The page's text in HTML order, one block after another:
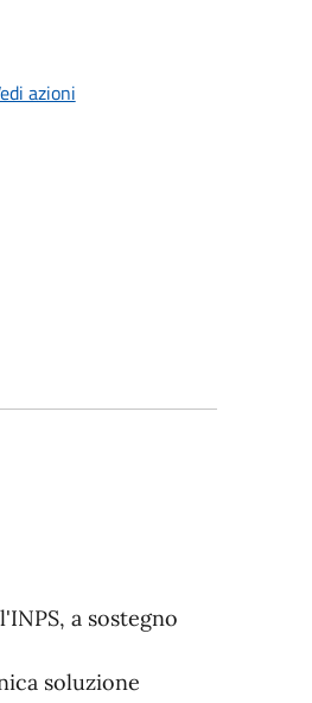
azioni
a sostegno
soluzione